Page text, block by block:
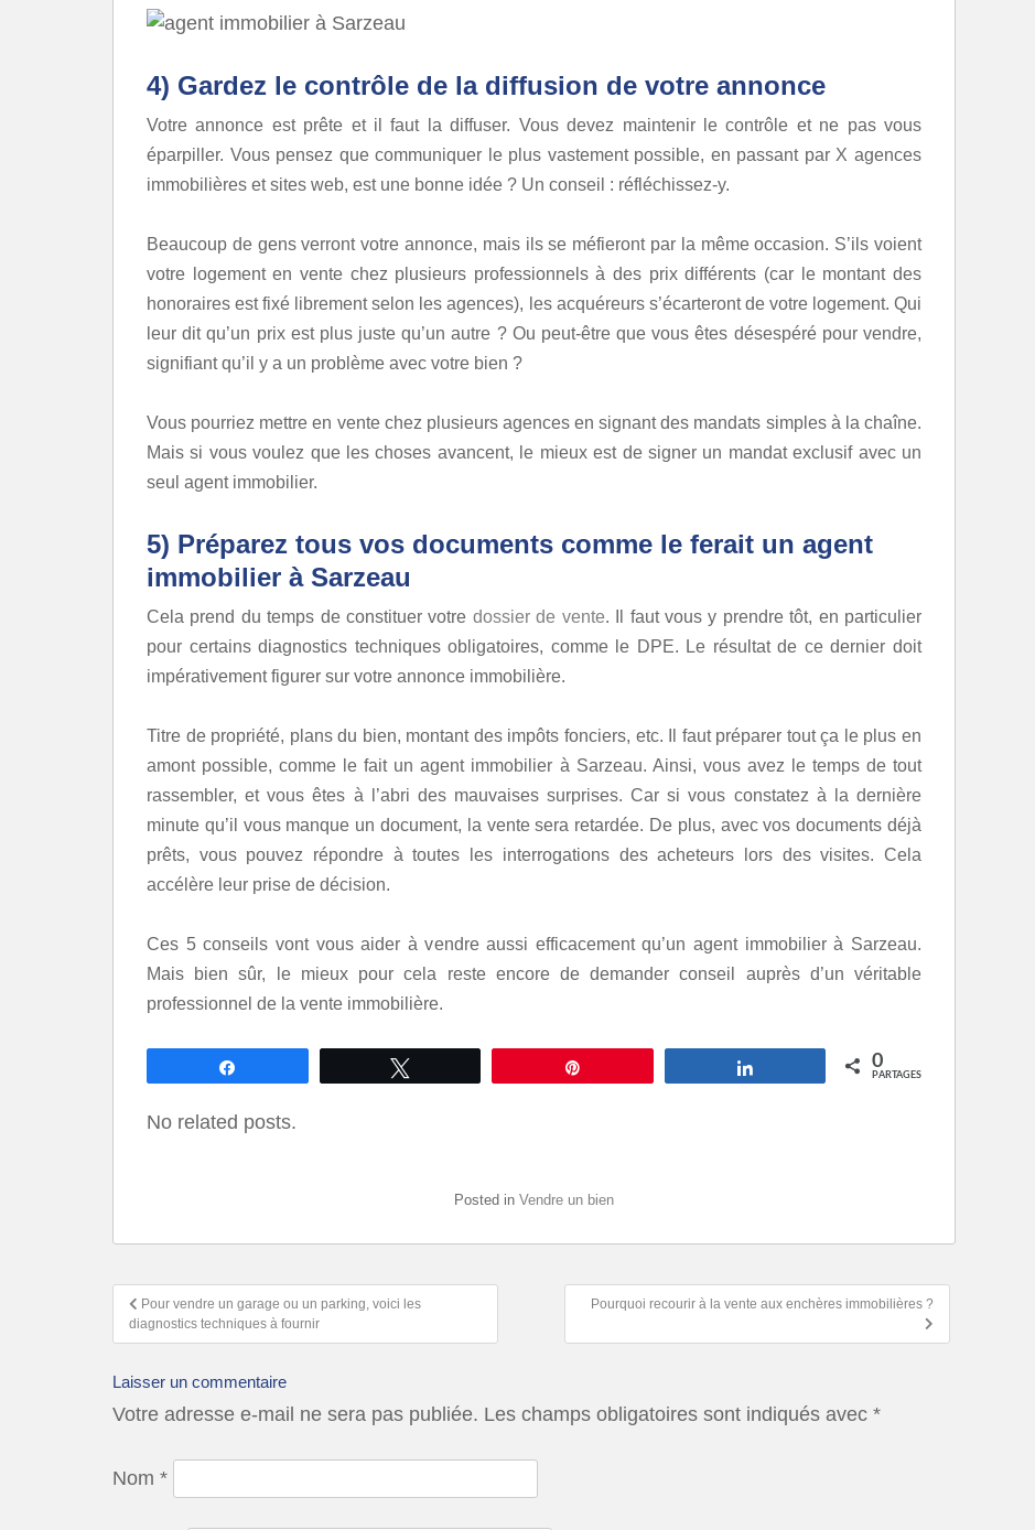
4) Gardez le contrôle de la diffusion de votre annonce
Votre annonce est prête et il faut la diffuser. Vous devez maintenir le contrôle et ne pas vous
éparpiller. Vous pensez que communiquer le plus vastement possible, en passant par X agences
immobilières et sites web, est une bonne idée ? Un conseil : réfléchissez-y.
Beaucoup de gens verront votre annonce, mais ils se méfieront par la même occasion. S’ils voient
votre logement en vente chez plusieurs professionnels à des prix différents (car le montant des
honoraires est fixé librement selon les agences), les acquéreurs s’écarteront de votre logement. Qui
leur dit qu’un prix est plus juste qu’un autre ? Ou peut-être que vous êtes désespéré pour vendre,
signifiant qu’il y a un problème avec votre bien ?
Vous pourriez mettre en vente chez plusieurs agences en signant des mandats simples à la chaîne.
Mais si vous voulez que les choses avancent, le mieux est de signer un mandat exclusif avec un
seul agent immobilier.
5) Préparez tous vos documents comme le ferait un agent
immobilier à Sarzeau
Cela prend du temps de constituer votre dossier de vente. Il faut vous y prendre tôt, en particulier
pour certains diagnostics techniques obligatoires, comme le DPE. Le résultat de ce dernier doit
impérativement figurer sur votre annonce immobilière.
Titre de propriété, plans du bien, montant des impôts fonciers, etc. Il faut préparer tout ça le plus en
amont possible, comme le fait un agent immobilier à Sarzeau. Ainsi, vous avez le temps de tout
rassembler, et vous êtes à l’abri des mauvaises surprises. Car si vous constatez à la dernière
minute qu’il vous manque un document, la vente sera retardée. De plus, avec vos documents déjà
prêts, vous pouvez répondre à toutes les interrogations des acheteurs lors des visites. Cela
accélère leur prise de décision.
Ces 5 conseils vont vous aider à vendre aussi efficacement qu’un agent immobilier à Sarzeau.
Mais bien sûr, le mieux pour cela reste encore de demander conseil auprès d’un véritable
professionnel de la vente immobilière.
0
PARTAGES
No related posts.
Posted in Vendre un bien
Pour vendre un garage ou un parking, voici les
diagnostics techniques à fournir
Pourquoi recourir à la vente aux enchères immobilières ?
Laisser un commentaire
Votre adresse e-mail ne sera pas publiée. Les champs obligatoires sont indiqués avec *
Nom *